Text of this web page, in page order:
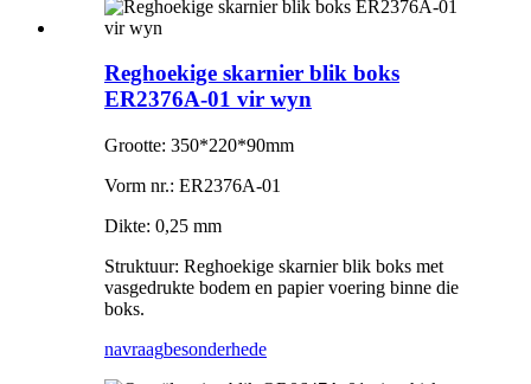
Reghoekige skarnier blik boks
ER2376A-01 vir wyn
Grootte: 350*220*90mm
Vorm nr.: ER2376A-01
Dikte: 0,25 mm
Struktuur: Reghoekige skarnier blik boks met
vasgedrukte bodem en papier voering binne die
boks.
navraagbesonderhede